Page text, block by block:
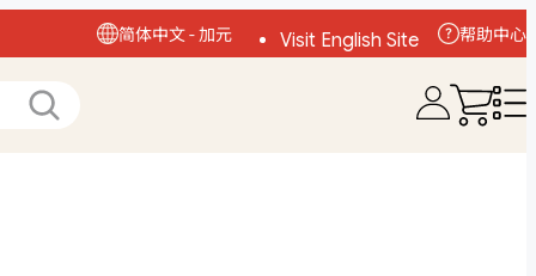
简体中文 - 加元
Visit English Site
帮助中心